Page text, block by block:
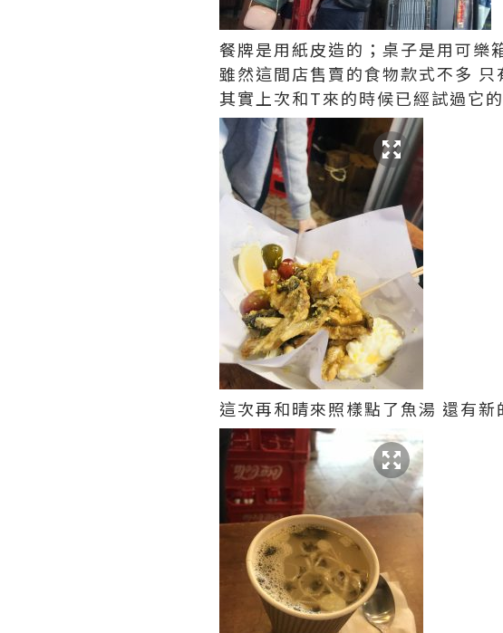
餐牌是用紙皮造的；桌子是用可樂
雖然這間店售賣的食物款式不多 只
其實上次和T來的時候已經試過它
這次再和晴來照樣點了魚湯 還有新